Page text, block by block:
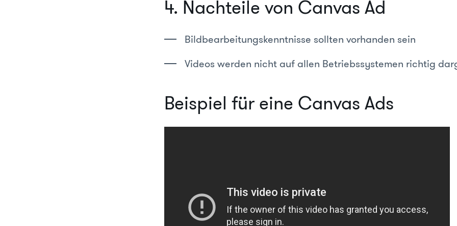
4. Nachteile von Canvas Ad
Bildbearbeitungskenntnisse sollten vorhanden sein
Videos werden nicht auf allen Betriebssystemen richtig
Beispiel für eine Canvas Ads